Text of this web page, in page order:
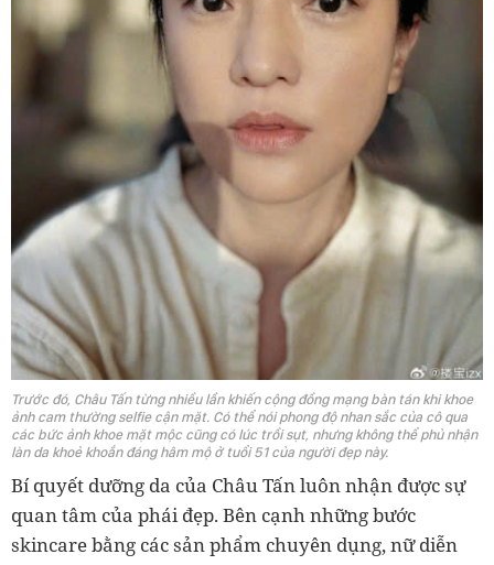
Trước đó, Châu Tấn từng nhiều lần khiến cộng đồng mạng bàn tán khi khoe
ảnh cam thường selfie cận mặt. Có thể nói phong độ nhan sắc của cô qua
các bức ảnh khoe mặt mộc cũng có lúc trồi sụt, nhưng không thể phủ nhận
làn da khoẻ khoắn đáng hâm mộ ở tuổi 51 của người đẹp này.
Bí quyết dưỡng da của Châu Tấn luôn nhận được sự
quan tâm của phái đẹp. Bên cạnh những bước
skincare bằng các sản phẩm chuyên dụng, nữ diễn